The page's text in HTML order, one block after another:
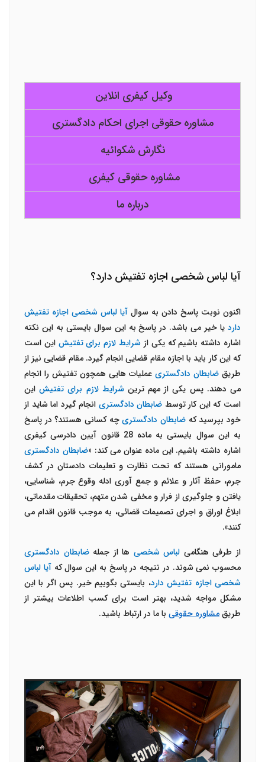
وکیل کیفری انلاین
مشاوره حقوقی اجرای احکام دادگستری
نگارش شکوائیه
مشاوره حقوقی کیفری
درباره ما
آیا لباس شخصی اجازه تفتیش دارد؟
اکنون نوبت پاسخ دادن به سوال آیا لباس شخصی اجازه تفتیش
دارد یا خیر می باشد. در پاسخ به این سوال بایستی به این نکته
اشاره داشته باشیم که یکی از شرایط لازم برای تفتیش این است
که این کار باید با اجازه مقام قضایی انجام گیرد. مقام قضایی نیز از
طریق ضابطان دادگستری عملیات هایی همچون تفتیش را انجام
می دهند. پس یکی از مهم ترینشرایط لازم برای تفتیشاین
است که این کار توسط ضابطان دادگستری انجام گیرد اما شاید از
خود بپرسید که ضابطان دادگستریچه کسانی هستند؟ در پاسخ
به این سوال بایستی به ماده 28 قانون آیین دادرسی کیفری
اشاره داشته باشیم. این ماده عنوان می کند: «ضابطان دادگستری
مامورانی هستند که تحت نظارت و تعلیمات دادستان در کشف
جرم، حفظ آثار و علائم و جمع آوری ادله وقوع جرم، شناسایی،
یافتن و جلوگیری از فرار و مخفی شدن متهم، تحقیقات مقدماتی،
ابلاغ اوراق و اجرای تصمیمات قضائی، به موجب قانون اقدام می
کنند».
از طرفی هنگامی لباس شخصی ها از جملهضابطان دادگستری
محسوب نمی شوند. در نتیجه در پاسخ به این سوال کهآیا لباس
شخصی اجازه تفتیش دارد، بایستی بگوییم خیر. پس اگر با این
مشکل مواجه شدید، بهتر است برای کسب اطلاعات بیشتر از
طریقمشاوره حقوقی با ما در ارتباط باشید.